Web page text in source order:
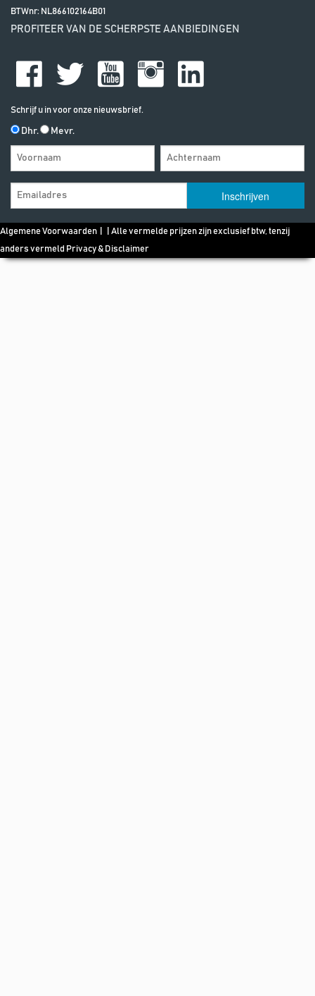
BTWnr: NL866102164B01
PROFITEER VAN DE SCHERPSTE AANBIEDINGEN
Schrijf u in voor onze nieuwsbrief.
Dhr. Mevr.
Algemene Voorwaarden | | Alle vermelde prijzen zijn exclusief btw, tenzij
anders vermeld Privacy & Disclaimer